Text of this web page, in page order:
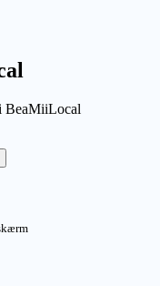
BeaMiiLocal